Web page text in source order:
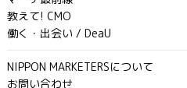
教えて! CMO
働く・出会い / DeaU
NIPPON MARKETERSについて
お問い合わせ